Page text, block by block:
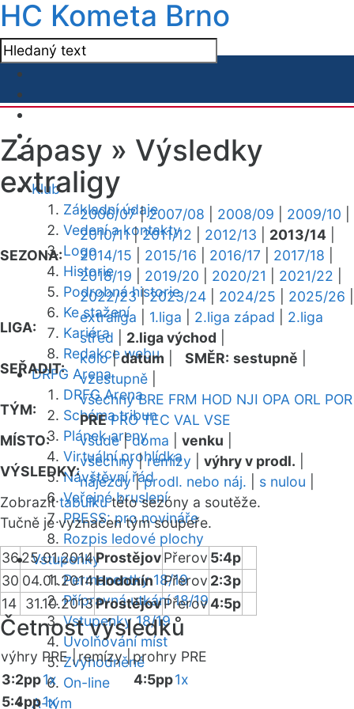
HC Kometa Brno
Klub
Základní údaje
Vedení a kontakty
Logo
Historie
Podrobná historie
Ke stažení
Kariéra
Redakce webu
DRFG Arena
DRFG Arena
Schéma tribun
Plánek areny
Virtuální prohlídka
Návštěvní řád
Veřejné bruslení
PRESS: pro novináře
Rozpis ledové plochy
Vstupenky
Permanentky 18/19
Přípravná utkání 18/19
Vstupenky 18/19
Uvolňování míst
Zvýhodněné
On-line
A-tým
Zápasy » Výsledky
extraligy
SEZONA:
2006/07|2007/08 2008/09 2009/10
2010/11|2011/12 2012/13 2013/14
2014/15
2015/16 2016/17 2017/18
2018/19
2019/20 2020/21 2021/22
2022/23|2023/24 2024/25 2025/26
LIGA:
extraliga 1.liga 2.liga západ
2.liga
střed
2.liga východ
SEŘADIT:
kolo|datum SMĚR: sestupně
vzestupně
TÝM:
všechny BRE FRM HOD NJI OPA ORL POR
PRE PRO TEC VAL VSE
MÍSTO:
všude|doma venku
VÝSLEDKY:
všechny|remízy výhry v prodl.
nájezdy|prodl. nebo náj. s nulou
Zobrazittabulkutéto sezóny a soutěže.
Tučně je vyznačen tým soupeře.
3625.01.2014ProstějovPřerov 5:4p
30 04.01.2014Hodonín Přerov 2:3p
14 31.10.2013ProstějovPřerov4:5p
Četnost výsledků
výhry PRE | remízy |prohry PRE
3:2pp1x
5:4pp1x
4:5pp1x